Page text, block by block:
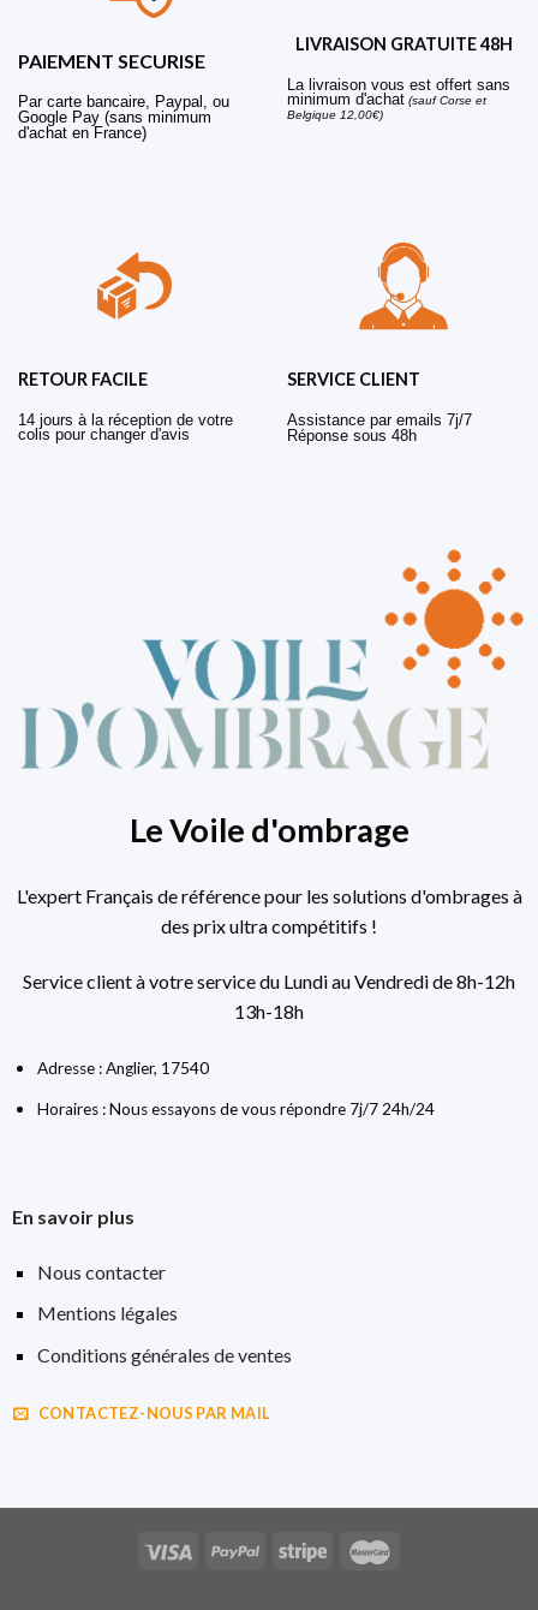
PAIEMENT SECURISE
Par carte bancaire, Paypal, ou
Google Pay (sans minimum
d'achat en France)
LIVRAISON GRATUITE 48H
La livraison vous est offert sans
minimum d'achat (sauf Corse et
Belgique 12,00€)
RETOUR FACILE
14 jours à la réception de votre
colis pour changer d'avis
SERVICE CLIENT
Assistance par emails 7j/7
Réponse sous 48h
Le Voile d'ombrage
L'expert Français de référence pour les solutions d'ombrages à
des prix ultra compétitifs !
Service client à votre service du Lundi au Vendredi de 8h-12h
13h-18h
Adresse : Anglier, 17540
Horaires : Nous essayons de vous répondre 7j/7 24h/24
En savoir plus
Nous contacter
Mentions légales
Conditions générales de ventes
CONTACTEZ-NOUS PAR MAIL